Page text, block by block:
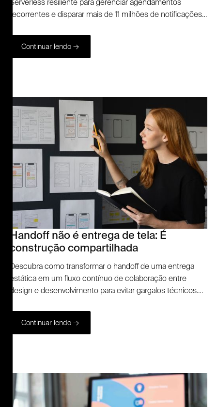
Serverless resiliente para gerenciar agendamentos
recorrentes e disparar mais de 11 milhões de notificações
e veja como o uso estratégico de EventBridge e Amazon
SQS protege a infraestrutura contra picos de
Continuar lendo →
Handoff não é entrega de tela: É
construção compartilhada
Descubra como transformar o handoff de uma entrega
estática em um fluxo contínuo de colaboração entre
design e desenvolvimento para evitar gargalos técnicos.
entenda como a inteligência artificial está redefinindo a
integração entre essas áreas na construção de produtos
Continuar lendo →